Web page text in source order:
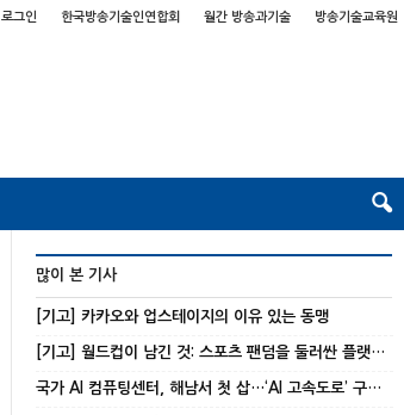
로그인 한국방송기술인연합회 월간 방송과기술 방송기술교육원
많이 본 기사
[기고] 카카오와 업스테이지의 이유 있는 동맹
[기고] 월드컵이 남긴 것: 스포츠 팬덤을 둘러싼 플랫폼 경쟁의 재편
국가 AI 컴퓨팅센터, 해남서 첫 삽…‘AI 고속도로’ 구축 본격화